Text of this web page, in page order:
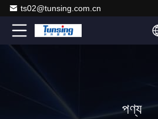
ts02@tunsing.com.cn
পণ্য